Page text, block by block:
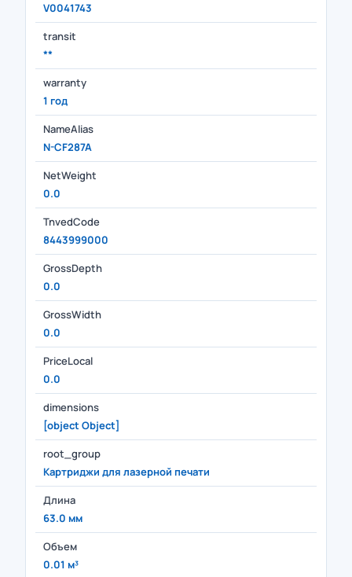
V0041743
transit
**
warranty
1 год
NameAlias
N-CF287A
NetWeight
0.0
TnvedCode
8443999000
GrossDepth
0.0
GrossWidth
0.0
PriceLocal
0.0
dimensions
[object Object]
root_group
Картриджи для лазерной печати
Длина
63.0 мм
Объем
0.01 м³